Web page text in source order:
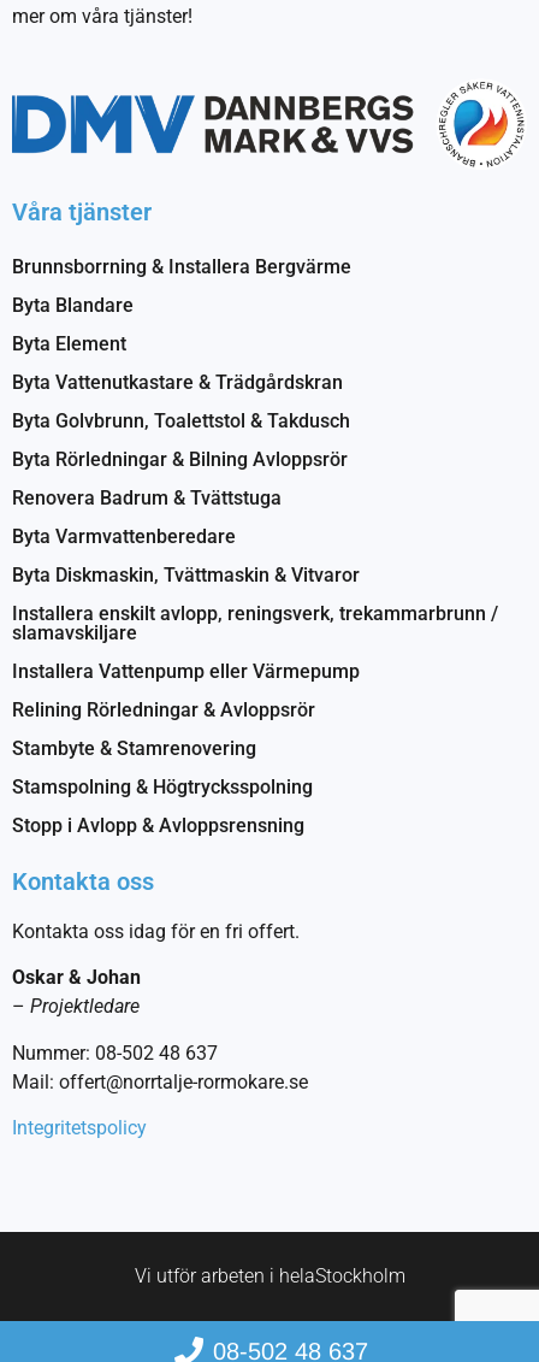
mer om våra tjänster!
Våra tjänster
Brunnsborrning & Installera Bergvärme
Byta Blandare
Byta Element
Byta Vattenutkastare & Trädgårdskran
Byta Golvbrunn, Toalettstol & Takdusch
Byta Rörledningar & Bilning Avloppsrör
Renovera Badrum & Tvättstuga
Byta Varmvattenberedare
Byta Diskmaskin, Tvättmaskin & Vitvaror
Installera enskilt avlopp, reningsverk, trekammarbrunn /
slamavskiljare
Installera Vattenpump eller Värmepump
Relining Rörledningar & Avloppsrör
Stambyte & Stamrenovering
Stamspolning & Högtrycksspolning
Stopp i Avlopp & Avloppsrensning
Kontakta oss
Kontakta oss idag för en fri offert.
Oskar & Johan
– Projektledare
Nummer: 08-502 48 637
Mail: offert@norrtalje-rormokare.se
Integritetspolicy
Vi utför arbeten i helaStockholm
08-502 48 637